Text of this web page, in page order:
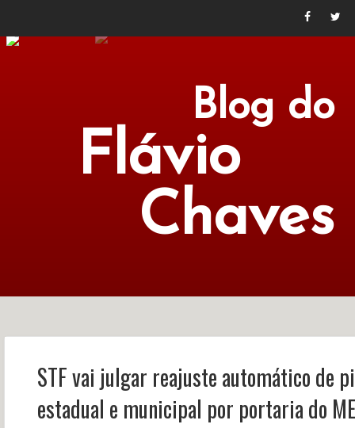
Blog do
Flávio
Chaves
NOTÍCIAS PERFIL
CONTATO
STF vai julgar reajuste automático de
estadual e municipal por portaria do